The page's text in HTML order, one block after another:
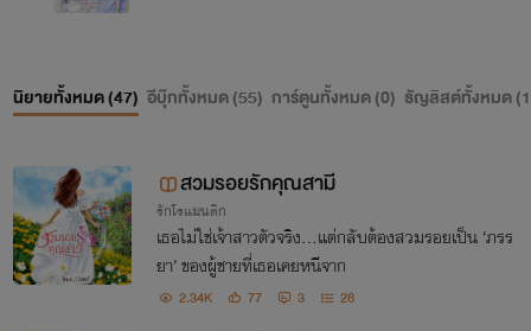
นิยายทั้งหมด (47) อีบุ๊กทั้งหมด (55) การ์ตูนทั้งหมด (0) ธัญลิสต์ทั้งหมด (
สวมรอยรักคุณสามี
รักโรแมนติก
เธอไม่ใช่เจ้าสาวตัวจริง…แต่กลับต้องสวมรอยเป็น ‘ภรร
ยา’ ของผู้ชายที่เธอเคยหนีจาก
2.34K 77 3 28